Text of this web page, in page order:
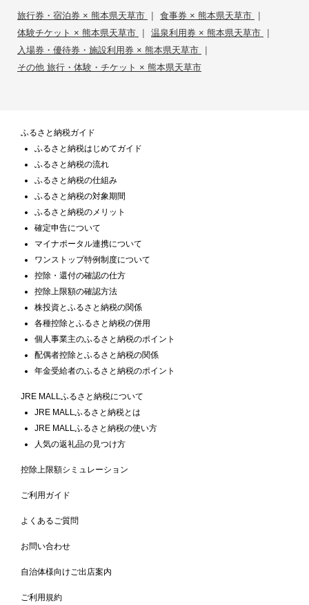
旅行券・宿泊券 × 熊本県天草市 | 食事券 × 熊本県天草市 |
体験チケット × 熊本県天草市 | 温泉利用券 × 熊本県天草市 |
入場券・優待券・施設利用券 × 熊本県天草市 |
その他 旅行・体験・チケット × 熊本県天草市
ふるさと納税ガイド
ふるさと納税はじめてガイド
ふるさと納税の流れ
ふるさと納税の仕組み
ふるさと納税の対象期間
ふるさと納税のメリット
確定申告について
マイナポータル連携について
ワンストップ特例制度について
控除・還付の確認の仕方
控除上限額の確認方法
株投資とふるさと納税の関係
各種控除とふるさと納税の併用
個人事業主のふるさと納税のポイント
配偶者控除とふるさと納税の関係
年金受給者のふるさと納税のポイント
JRE MALLふるさと納税について
JRE MALLふるさと納税とは
JRE MALLふるさと納税の使い方
人気の返礼品の見つけ方
控除上限額シミュレーション
ご利用ガイド
よくあるご質問
お問い合わせ
自治体様向けご出店案内
ご利用規約